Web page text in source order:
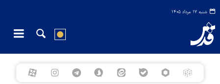
شنبه ۱۷ مرداد ۱۴۰۵